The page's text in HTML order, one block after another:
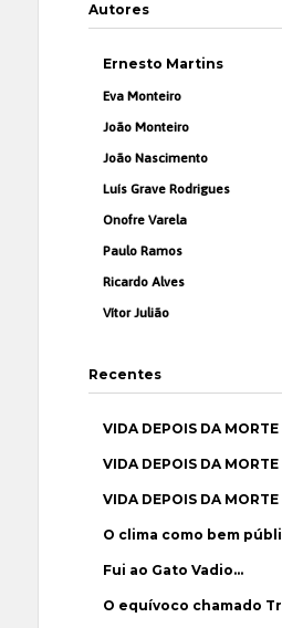
Autores
Ernesto Martins
Eva Monteiro
João Monteiro
João Nascimento
Luís Grave Rodrigues
Onofre Varela
Paulo Ramos
Ricardo Alves
Vítor Julião
Recentes
VIDA DEPOIS DA MORTE
VIDA DEPOIS DA MORTE
VIDA DEPOIS DA MORTE
O clima como bem
Fui ao Gato Vadio…
O equívoco chamado